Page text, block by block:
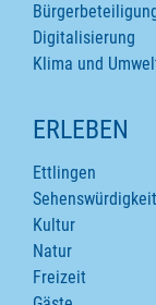
Digitalisierung
Klima und
ERLEBEN
Ettlingen
Kultur
Natur
Freizeit